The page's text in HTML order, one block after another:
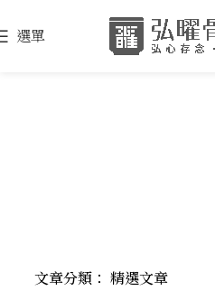
選單
文章分類： 精選文章